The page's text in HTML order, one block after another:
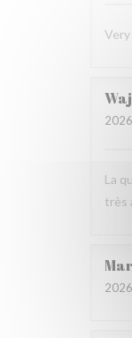
La
très